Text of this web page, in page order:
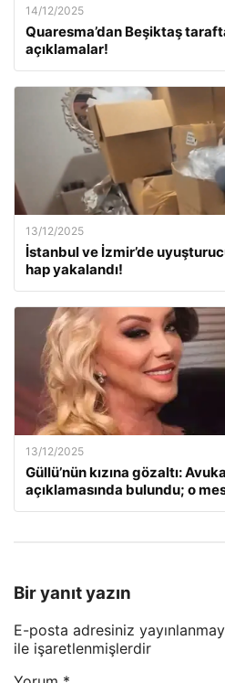
14/12/2025
Quaresma’dan Beşiktaş
açıklamalar!
13/12/2025
İstanbul ve İzmir’de
hap yakalandı!
13/12/2025
Güllü’nün kızına gözaltı:
açıklamasında bulundu; o
Bir yanıt yazın
E-posta adresiniz
ile işaretlenmişlerdir